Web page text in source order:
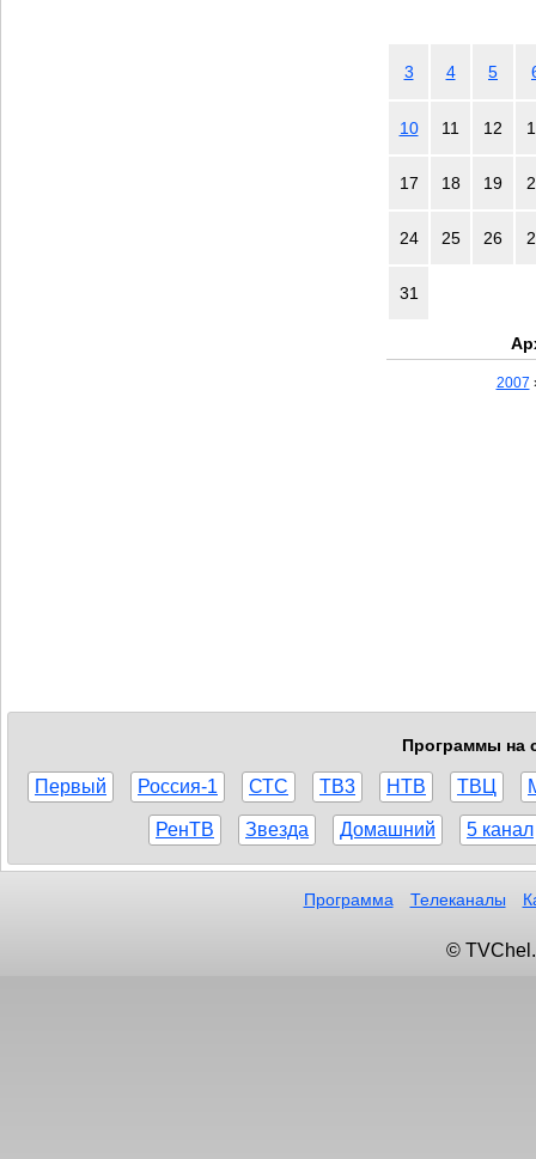
3 4 5
10 11 12
17 18 19
24 25 26
31
2007
Программы на
Первый Россия-1 СТС ТВ3 НТВ ТВЦ
РенТВ Звезда Домашний 5 канал
Программа Телеканалы
©